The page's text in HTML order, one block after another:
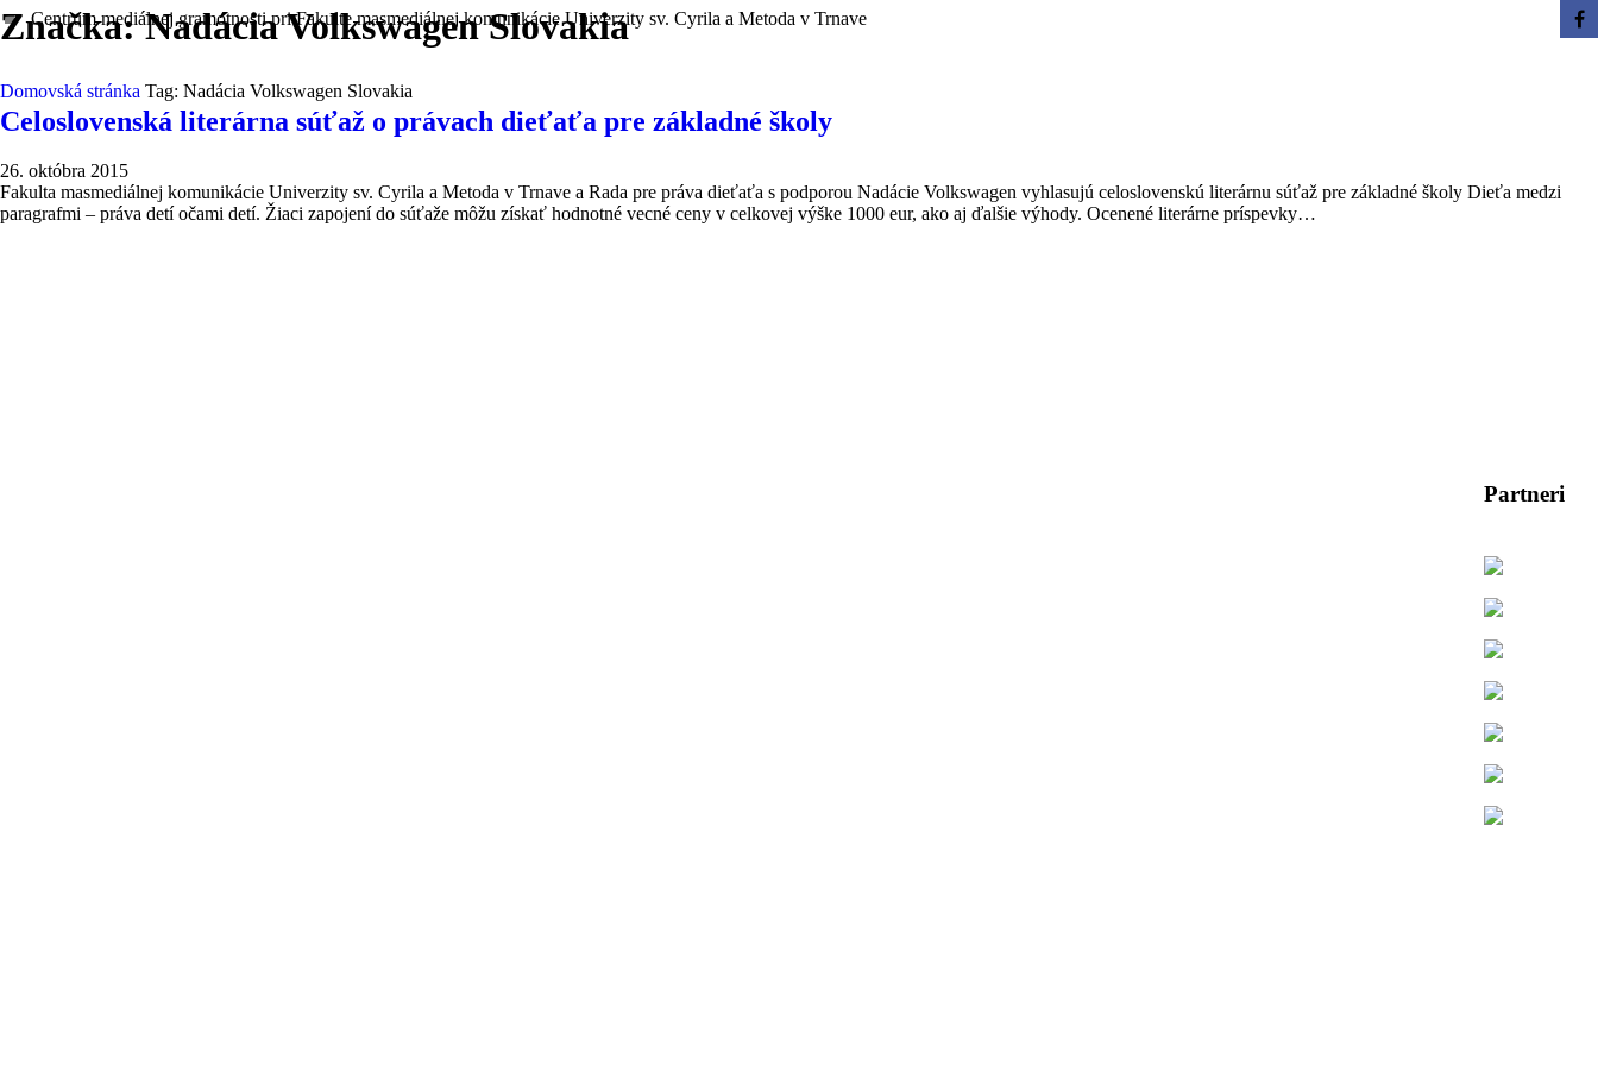
stop Centrum mediálnej gramotnosti pri Fakulte masmediálnej komunikácie Univerzity sv. Cyrila a Metoda v Trnave
Značka:Nadácia Volkswagen Slovakia
Domovská stránka Tag: Nadácia Volkswagen Slovakia
Celoslovenská literárna súťaž o právach dieťaťa pre základné školy
26. októbra 2015
Fakulta masmediálnej komunikácie Univerzity sv. Cyrila a Metoda v Trnave a Rada pre práva dieťaťa s podporou Nadácie Volkswagen vyhlasujú celoslovenskú literárnu súťaž pre základné školy Dieťa medzi
paragrafmi – práva detí očami detí. Žiaci zapojení do súťaže môžu získať hodnotné vecné ceny v celkovej výške 1000 eur, ako aj ďalšie výhody. Ocenené literárne príspevky…
Partneri